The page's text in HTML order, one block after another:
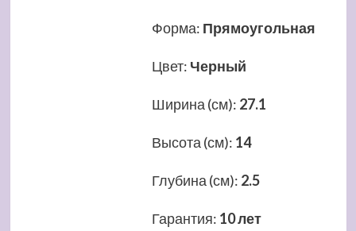
Форма: Прямоугольная
Цвет: Черный
Ширина (см): 27.1
Высота (см): 14
Глубина (см): 2.5
Гарантия: 10 лет